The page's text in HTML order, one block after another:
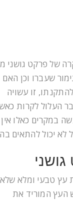
של פרקט גושני
שעברו וכן
זו עשויה
העלול לקרות
במקרים כאלו אין
לא יכול להתאים
עץ טבעי ומלא שלא
העץ המוריד את